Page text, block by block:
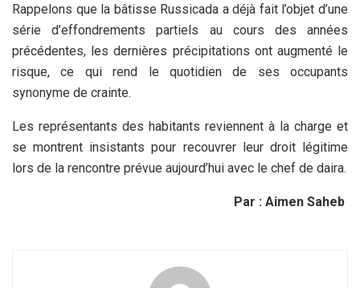
Rappelons que la bâtisse Russicada a déjà fait l’objet d’une
série d’effondrements partiels au cours des années
précédentes, les dernières précipitations ont augmenté le
risque, ce qui rend le quotidien de ses occupants
synonyme de crainte.
Les représentants des habitants reviennent à la charge et
se montrent insistants pour recouvrer leur droit légitime
lors de la rencontre prévue aujourd’hui avec le chef de daira.
Par : Aimen Saheb